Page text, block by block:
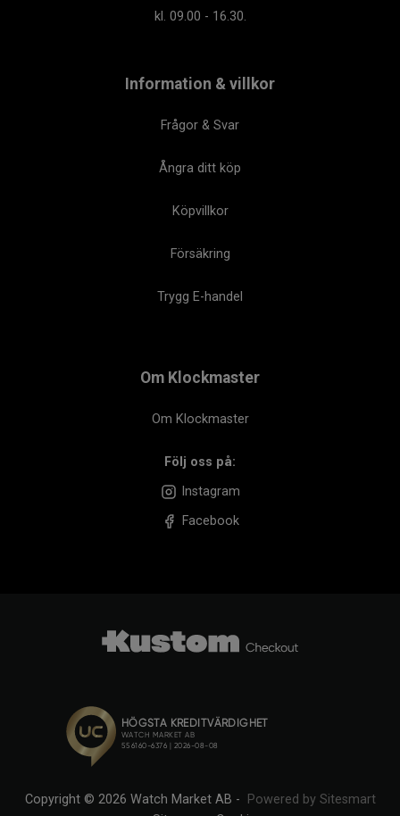
kl. 09.00 - 16.30.
Information & villkor
Frågor & Svar
Ångra ditt köp
Köpvillkor
Försäkring
Trygg E-handel
Om Klockmaster
Om Klockmaster
Följ oss på:
Instagram
Facebook
Copyright © 2026 Watch Market AB -
Powered by Sitesmart